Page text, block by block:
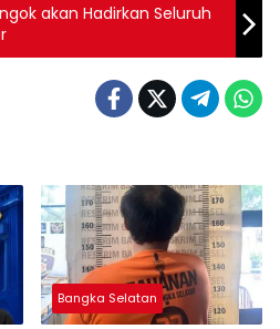
akan Hadirkan Seluruh
Bangka Selatan